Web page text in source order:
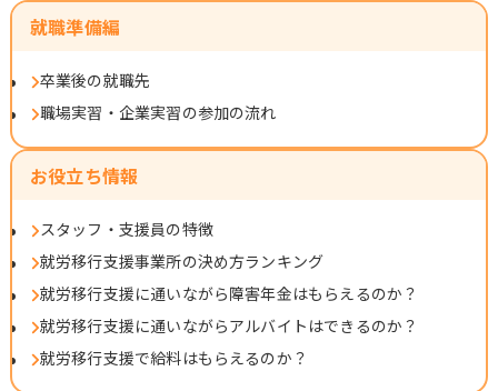
就職準備編
卒業後の就職先
職場実習・企業実習の参加の流れ
お役立ち情報
スタッフ・支援員の特徴
就労移行支援事業所の決め方ランキング
就労移行支援に通いながら障害年金はもらえるのか？
就労移行支援に通いながらアルバイトはできるのか？
就労移行支援で給料はもらえるのか？